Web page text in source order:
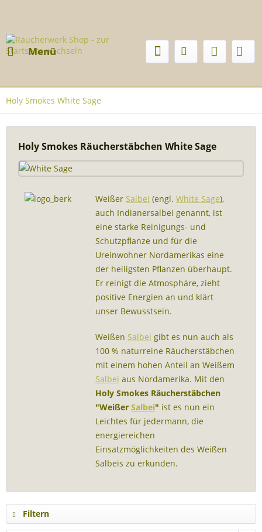
Menü
Holy Smokes White Sage
Holy Smokes Räucherstäbchen White Sage
Weißer Salbei (engl. White Sage),
auch Indianersalbei genannt, ist
eine starke Reinigungs- und
Schutzpflanze und für die
Ureinwohner Nordamerikas eine
der heiligsten Pflanzen überhaupt.
Er reinigt die Atmosphäre, zieht
positive Energien an und klärt
unser Bewusstsein.
Weißen Salbei gibt es nun auch als
100 % naturreine Räucherstäbchen
mit einem hohen Anteil an Weißem
Salbei aus Nordamerika. Mit den
Holy Smokes Räucherstäbchen
"Weißer Salbei" ist es nun ein
Leichtes für jedermann, die
energiereichen
Einsatzmöglichkeiten des Weißen
Salbeis zu erkunden.
Filtern